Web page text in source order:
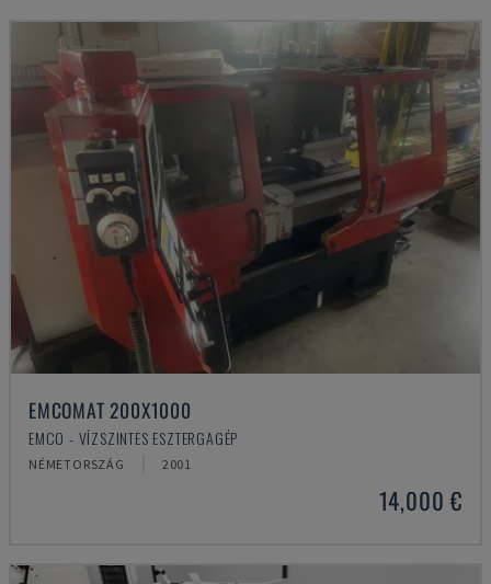
EMCOMAT 200X1000
EMCO - VÍZSZINTES ESZTERGAGÉP
NÉMETORSZÁG 2001
14,000 €